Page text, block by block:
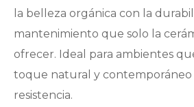
la belleza orgánica con la
mantenimiento que solo la
ofrecer. Ideal para ambientes
toque natural y contemporáneo
resistencia.